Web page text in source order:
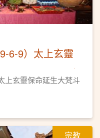
6-9）太上玄靈
上玄靈保命延生大梵斗
宗教